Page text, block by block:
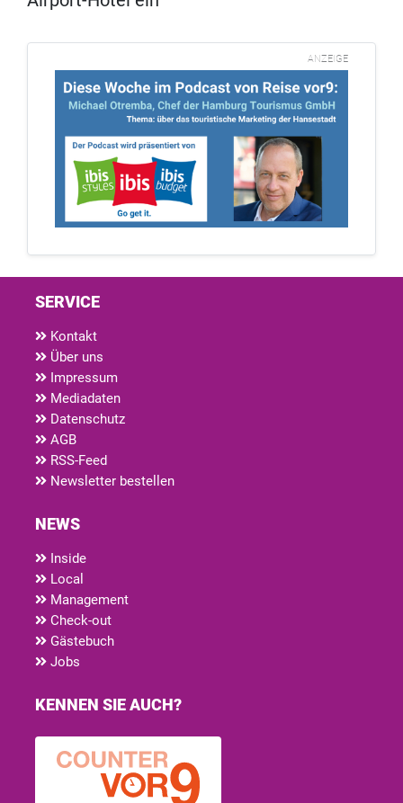
ANZEIGE
SERVICE
Kontakt
Über uns
Impressum
Mediadaten
Datenschutz
AGB
RSS-Feed
Newsletter bestellen
NEWS
Inside
Local
Management
Check-out
Gästebuch
Jobs
KENNEN SIE AUCH?